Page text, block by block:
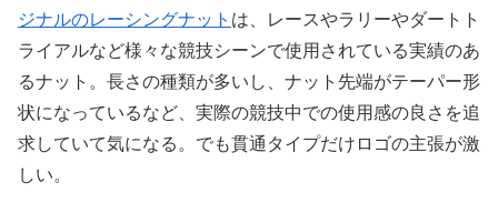
ジナルのレーシングナット は、レースやラリーやダートト
ライアルなど様々な競技シーンで使用されている実績のあ
るナット。長さの種類が多いし、ナット先端がテーパー形
状になっているなど、実際の競技中での使用感の良さを追
求していて気になる。でも貫通タイプだけロゴの主張が激
しい。